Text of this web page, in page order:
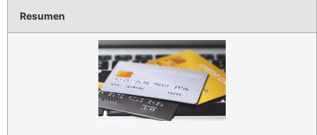
Resumen